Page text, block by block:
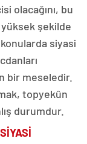
olacağını, bu
yüksek şekilde
siyasi
bir meseledir.
topyekûn
durumdur.